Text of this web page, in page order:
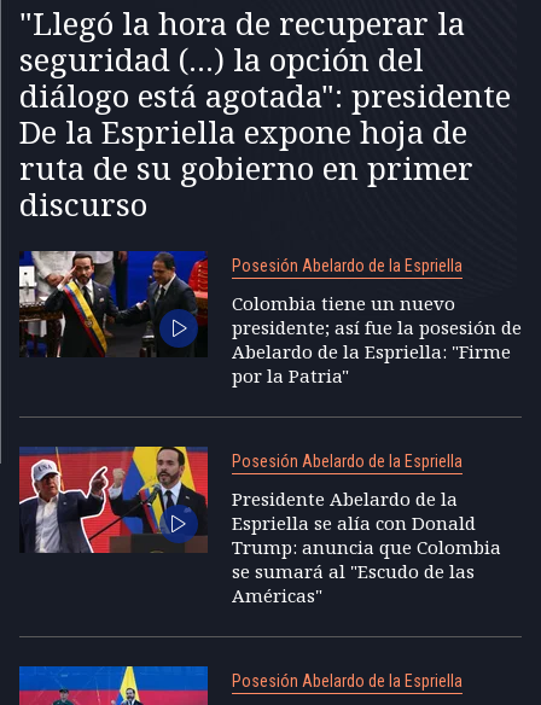
"Llegó la hora de recuperar la
seguridad (...) la opción del
diálogo está agotada": presidente
De la Espriella expone hoja de
ruta de su gobierno en primer
discurso
Posesión Abelardo de la Espriella
Colombia tiene un nuevo
presidente; así fue la posesión de
Abelardo de la Espriella: "Firme
por la Patria"
Posesión Abelardo de la Espriella
Presidente Abelardo de la
Espriella se alía con Donald
Trump: anuncia que Colombia
se sumará al "Escudo de las
Américas"
Posesión Abelardo de la Espriella